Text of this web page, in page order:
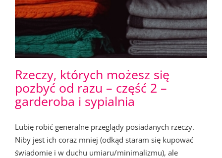
Rzeczy, których możesz się
pozbyć od razu – część 2 –
garderoba i sypialnia
Lubię robić generalne przeglądy posiadanych rzeczy.
Niby jest ich coraz mniej (odkąd staram się kupować
świadomie i w duchu umiaru/minimalizmu), ale